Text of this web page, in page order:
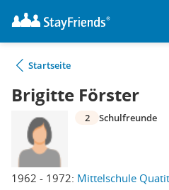
Startseite
Brigitte Förster
1962 - 1972: Mittelschule
2 Schulfreunde